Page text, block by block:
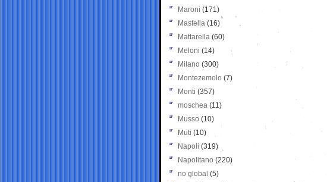
Maroni (171)
Mastella (16)
Mattarella (60)
Meloni (14)
Milano (300)
Montezemolo (7)
Monti (357)
moschea (11)
Musso (10)
Muti (10)
Napoli (319)
Napolitano (220)
no global (5)